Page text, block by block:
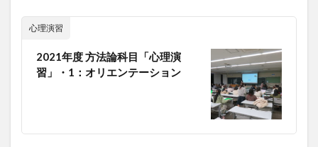
心理演習
2021年度 方法論科目「心理演
習」・1：オリエンテーション